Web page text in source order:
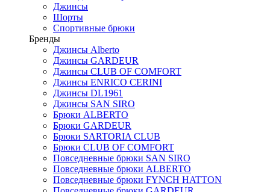
Джинсы
Шорты
Спортивные брюки
Бренды
Джинсы Alberto
Джинсы GARDEUR
Джинсы CLUB OF COMFORT
Джинсы ENRICO CERINI
Джинсы DL1961
Джинсы SAN SIRO
Брюки ALBERTO
Брюки GARDEUR
Брюки SARTORIA CLUB
Брюки CLUB OF COMFORT
Повседневные брюки SAN SIRO
Повседневные брюки ALBERTO
Повседневные брюки FYNCH HATTON